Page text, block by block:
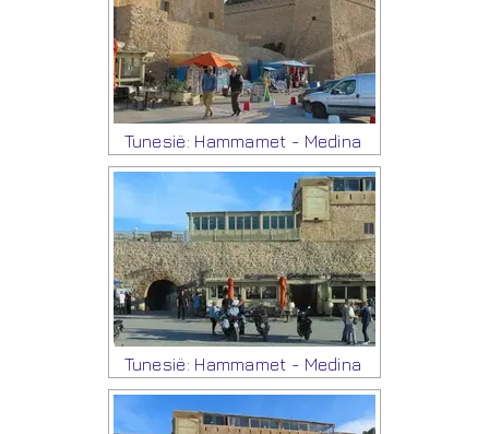
Tunesië: Hammamet - Medina
Tunesië: Hammamet - Medina